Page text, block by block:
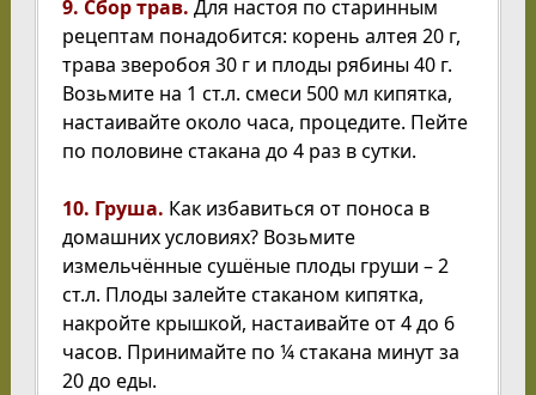
9. Сбор трав. Для настоя по старинным
рецептам понадобится: корень алтея 20 г,
трава зверобоя 30 г и плоды рябины 40 г.
Возьмите на 1 ст.л. смеси 500 мл кипятка,
настаивайте около часа, процедите. Пейте
по половине стакана до 4 раз в сутки.
10. Груша. Как избавиться от поноса в
домашних условиях? Возьмите
измельчённые сушёные плоды груши – 2
ст.л. Плоды залейте стаканом кипятка,
накройте крышкой, настаивайте от 4 до 6
часов. Принимайте по ¼ стакана минут за
20 до еды.